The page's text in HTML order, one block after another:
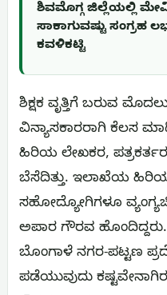
ಶಿವಮೊಗ್ಗ ಜಿಲ್ಲೆಯಲ್ಲಿ
ಸಾಕಾಗುವಷ್ಟು ಸಂಗ್ರಹ
ಕವಳಿಕಟ್ಟಿ
ಶಿಕ್ಷಕ ವೃತ್ತಿಗೆ ಬರುವ
ವಿನ್ಯಾಸಕಾರರಾಗಿ ಕೆಲಸ
ಹಿರಿಯ ಲೇಖಕರ,
ಬೆಸೆದಿತ್ತು. ಇಲಾಖೆಯ
ಸಹೋದ್ಯೋಗಿಗಳೂ
ಅಪಾರ ಗೌರವ
ಬೊಂಗಾಳೆ ನಗರ-ಪಟ್ಟಣ
ಪಡೆಯುವುದು